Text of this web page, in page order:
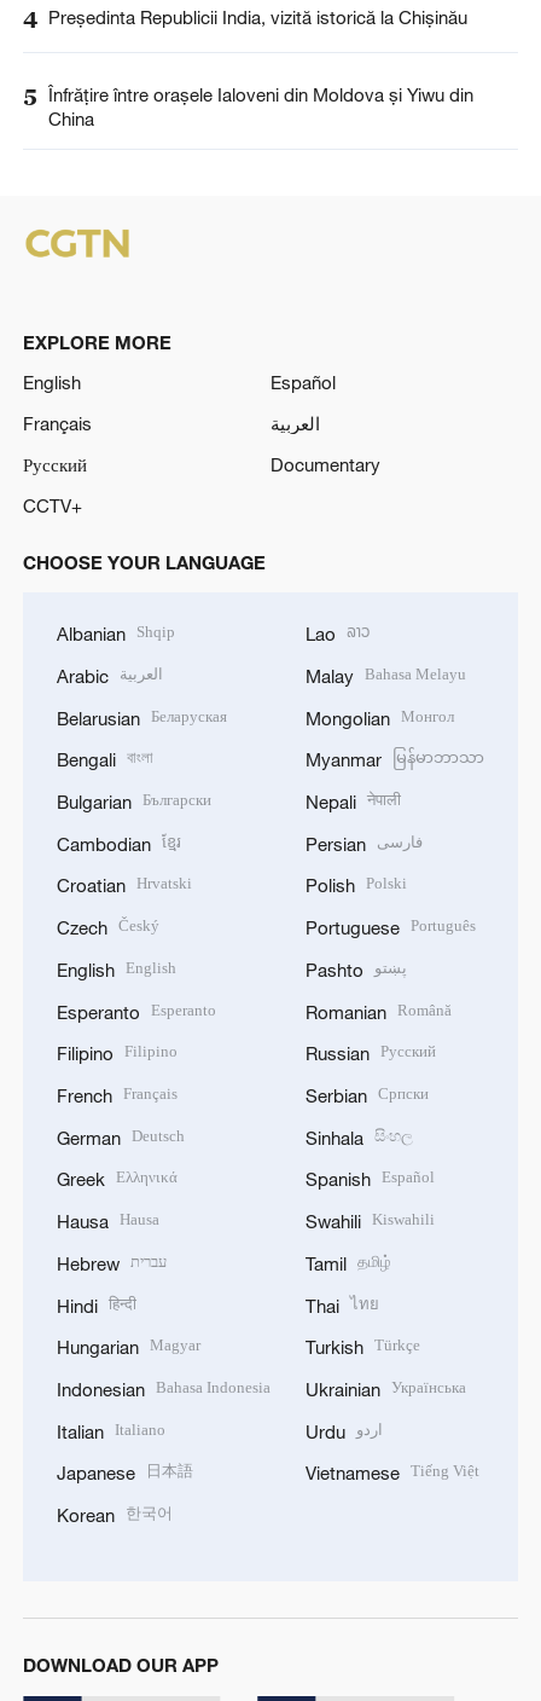
4 Președinta Republicii India, vizită istorică la Chișinău
5
Înfrățire între orașele Ialoveni din Moldova și Yiwu din
China
EXPLORE MORE
English
Español
Français
العربية
Русский
Documentary
CCTV+
CHOOSE YOUR LANGUAGE
Albanian Shqip
Arabic العربية
Belarusian Беларуская
Bengali বাংলা
Bulgarian Български
Cambodian ខ្មែរ
Croatian Hrvatski
Czech Český
English English
Esperanto Esperanto
Filipino Filipino
French Français
German Deutsch
Greek Ελληνικά
Hausa Hausa
Hebrew עברית
Hindi हिन्दी
Hungarian Magyar
Indonesian Bahasa Indonesia
Italian Italiano
Japanese 日本語
Korean 한국어
Lao ລາວ
Malay Bahasa Melayu
Mongolian Монгол
Myanmar မြန်မာဘာသာ
Nepali नेपाली
Persian فارسی
Polish Polski
Portuguese Português
Pashto پښتو
Romanian Română
Russian Русский
Serbian Српски
Sinhala සිංහල
Spanish Español
Swahili Kiswahili
Tamil தமிழ்
Thai ไทย
Turkish Türkçe
Ukrainian Українська
Urdu اردو
Vietnamese Tiếng Việt
DOWNLOAD OUR APP